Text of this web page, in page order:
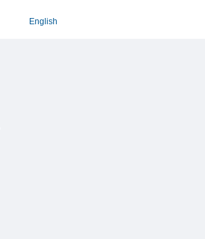
English